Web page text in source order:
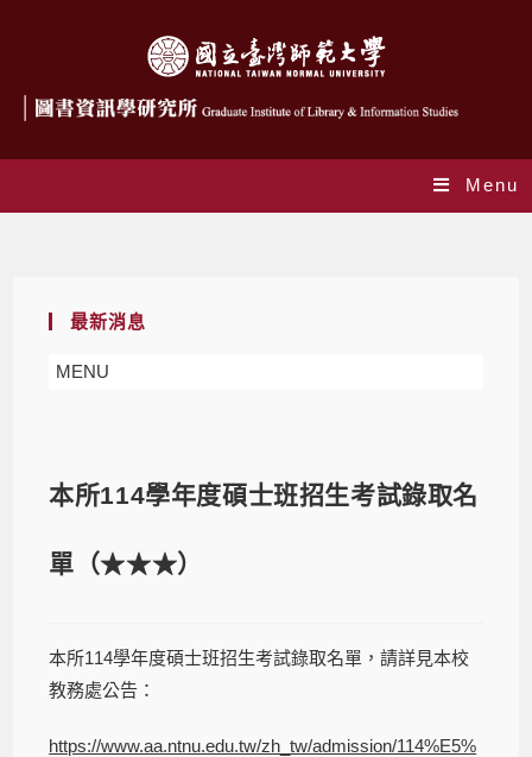
Menu
最新消息
MENU
本所114學年度碩士班招生考試錄取名
單（★★★）
本所114學年度碩士班招生考試錄取名單，請詳見本校
教務處公告：
https://www.aa.ntnu.edu.tw/zh_tw/admission/114%E5%